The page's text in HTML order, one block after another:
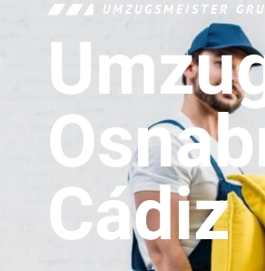
UMZUGSMEISTER
Cádiz